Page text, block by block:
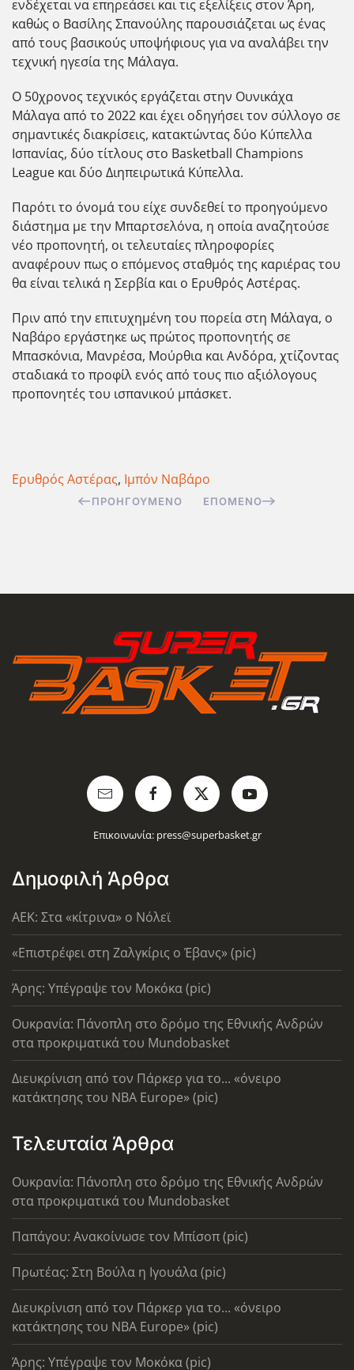
ενδέχεται να επηρεάσει και τις εξελίξεις στον Άρη,
καθώς ο Βασίλης Σπανούλης παρουσιάζεται ως ένας
από τους βασικούς υποψήφιους για να αναλάβει την
τεχνική ηγεσία της Μάλαγα.
Ο 50χρονος τεχνικός εργάζεται στην Ουνικάχα
Μάλαγα από το 2022 και έχει οδηγήσει τον σύλλογο σε
σημαντικές διακρίσεις, κατακτώντας δύο Κύπελλα
Ισπανίας, δύο τίτλους στο Basketball Champions
League και δύο Διηπειρωτικά Κύπελλα.
Παρότι το όνομά του είχε συνδεθεί το προηγούμενο
διάστημα με την Μπαρτσελόνα, η οποία αναζητούσε
νέο προπονητή, οι τελευταίες πληροφορίες
αναφέρουν πως ο επόμενος σταθμός της καριέρας του
θα είναι τελικά η Σερβία και ο Ερυθρός Αστέρας.
Πριν από την επιτυχημένη του πορεία στη Μάλαγα, ο
Ναβάρο εργάστηκε ως πρώτος προπονητής σε
Μπασκόνια, Μανρέσα, Μούρθια και Ανδόρα, χτίζοντας
σταδιακά το προφίλ ενός από τους πιο αξιόλογους
προπονητές του ισπανικού μπάσκετ.
Ερυθρός Αστέρας, Ιμπόν Ναβάρο
ΠΡΟΗΓΟΎΜΕΝΟ ΕΠΌΜΕΝΟ
Επικοινωνία: press@superbasket.gr
Δημοφιλή Άρθρα
AEK: Στα «κίτρινα» ο Νόλεϊ
«Επιστρέφει στη Ζαλγκίρις ο Έβανς» (pic)
Άρης: Υπέγραψε τον Μοκόκα (pic)
Ουκρανία: Πάνοπλη στο δρόμο της Εθνικής Ανδρών
στα προκριματικά του Mundobasket
Διευκρίνιση από τον Πάρκερ για το... «όνειρο
κατάκτησης του ΝΒΑ Europe» (pic)
Τελευταία Άρθρα
Ουκρανία: Πάνοπλη στο δρόμο της Εθνικής Ανδρών
στα προκριματικά του Mundobasket
Παπάγου: Ανακοίνωσε τον Μπίσοπ (pic)
Πρωτέας: Στη Βούλα η Ιγουάλα (pic)
Διευκρίνιση από τον Πάρκερ για το... «όνειρο
κατάκτησης του ΝΒΑ Europe» (pic)
Άρης: Υπέγραψε τον Μοκόκα (pic)